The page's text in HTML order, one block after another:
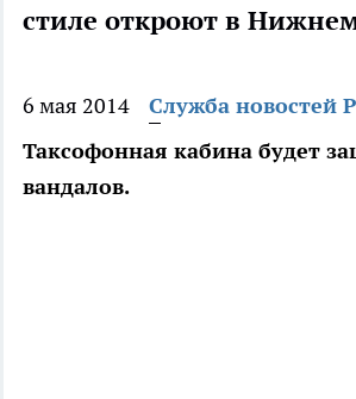
стиле откроют в
6 мая 2014
Служба новостей
Таксофонная кабина будет
вандалов.